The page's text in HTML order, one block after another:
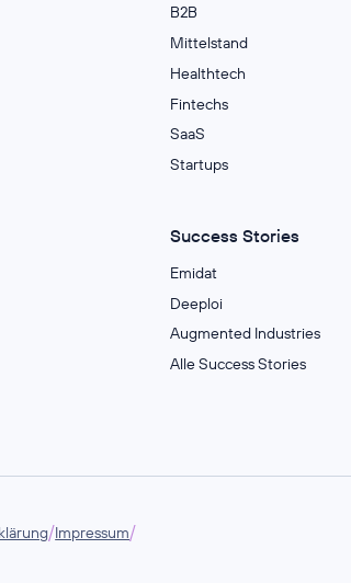
B2B
Mittelstand
Healthtech
Fintechs
SaaS
Startups
Success Stories
Emidat
Deeploi
Augmented Industries
Alle Success Stories
/Impressum/